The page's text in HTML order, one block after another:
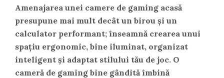
Amenajarea unei camere de gaming acasă
presupune mai mult decât un birou și un
calculator performant; înseamnă crearea unui
spațiu ergonomic, bine iluminat, organizat
inteligent și adaptat stilului tău de joc. O
cameră de gaming bine gândită îmbină